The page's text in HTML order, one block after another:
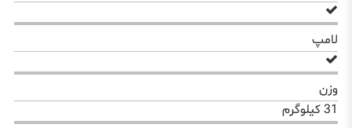
لامپ
وزن
31 کیلوگرم